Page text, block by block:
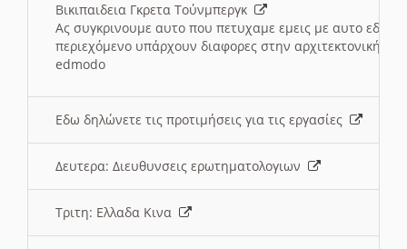
Βικιπαιδεια Γκρετα Τούνμπεργκ
Ας συγκρινουμε αυτο που πετυχαμε εμεις με αυτο εδω
περιεχόμενο υπάρχουν διαφορες στην αρχιτεκτονική
edmodo
Εδω δηλώνετε τις προτιμήσεις για τις εργασίες
Δευτερα: Διευθυνσεις ερωτηματολογιων
Τριτη: Ελλαδα Κινα